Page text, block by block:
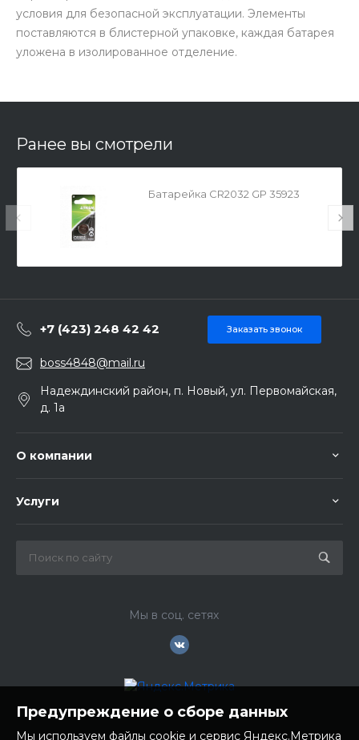
условия для безопасной эксплуатации. Элементы
поставляются в блистерной упаковке, каждая батарея
уложена в изолированное отделение.
Ранее вы смотрели
Батарейка CR2032 GP 35923
+7 (423) 248 42 42 Заказать звонок
boss4848@mail.ru
Надеждинский район, п. Новый, ул. Первомайская,
д. 1а
О компании
Услуги
Мы в соц. сетях
Предупреждение о сборе данных
Мы используем файлы cookie и сервис Яндекс.Метрика